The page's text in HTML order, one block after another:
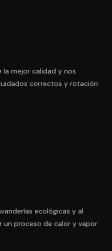
la mejor calidad y nos
correctos y rotación
ecológicas y al
un proceso de calor y vapor